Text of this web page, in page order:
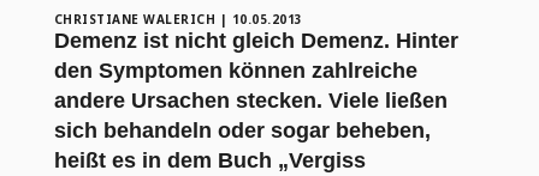
CHRISTIANE WALERICH | 10.05.2013
Demenz ist nicht gleich Demenz. Hinter
den Symptomen können zahlreiche
andere Ursachen stecken. Viele ließen
sich behandeln oder sogar beheben,
heißt es in dem Buch „Vergiss